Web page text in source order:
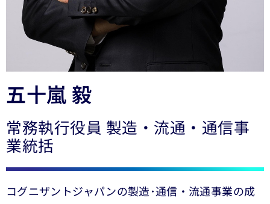
五十嵐 毅
常務執行役員 製造・流通・通信事
業統括
コグニザントジャパンの製造･通信・流通事業の成